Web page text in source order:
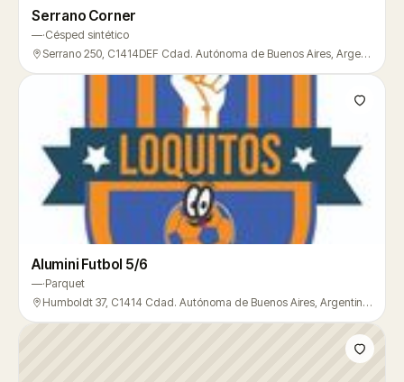
Serrano Corner
—·Césped sintético
Serrano 250, C1414DEF Cdad. Autónoma de Buenos Aires, Argentina, Villa Crespo
Alumini Futbol 5/6
—·Parquet
Humboldt 37, C1414 Cdad. Autónoma de Buenos Aires, Argentina, Villa Crespo